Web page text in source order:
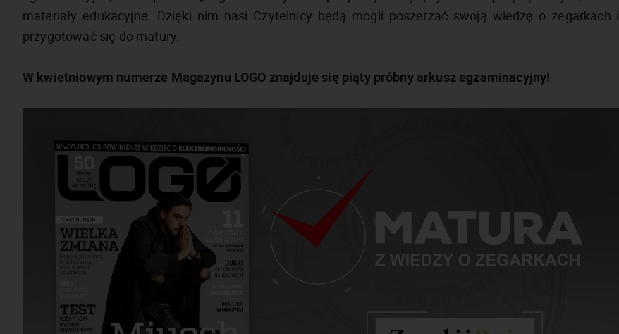
materiały edukacyjne. Dzięki nim nasi Czytelnicy będą mogli poszerzać swoją wiedzę o zegarkach i
przygotować się do matury.
W kwietniowym numerze Magazynu LOGO znajduje się piąty próbny arkusz egzaminacyjny!